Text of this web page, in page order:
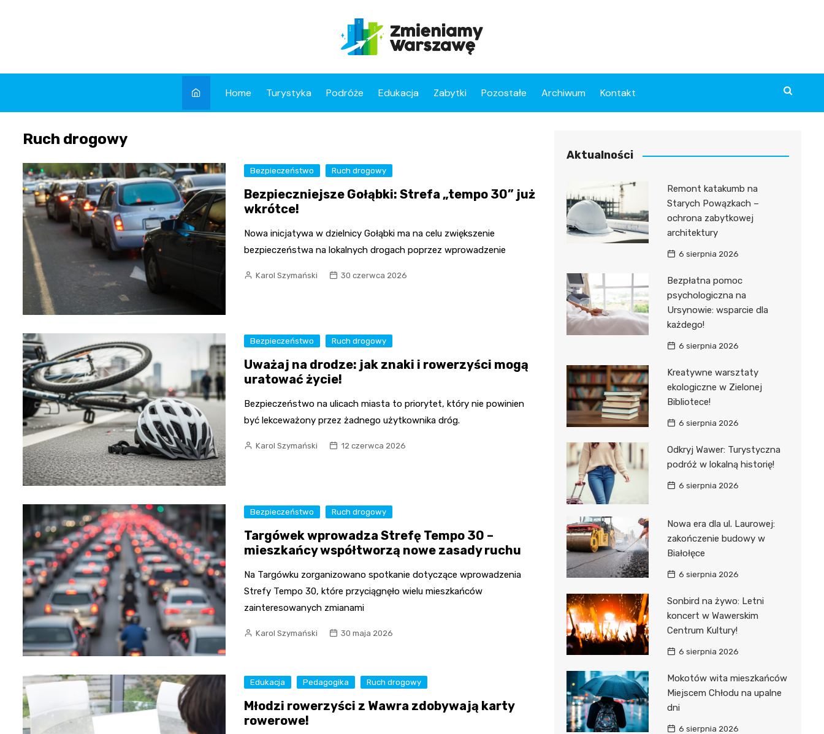
Home Turystyka Podróże Edukacja Zabytki Pozostałe Archiwum Kontakt
Ruch drogowy
Bezpieczeństwo Ruch drogowy
Bezpieczniejsze Gołąbki: Strefa „tempo 30” już
wkrótce!
Nowa inicjatywa w dzielnicy Gołąbki ma na celu zwiększenie
bezpieczeństwa na lokalnych drogach poprzez wprowadzenie
Karol Szymański 30 czerwca 2026
Bezpieczeństwo Ruch drogowy
Uważaj na drodze: jak znaki i rowerzyści mogą
uratować życie!
Bezpieczeństwo na ulicach miasta to priorytet, który nie powinien
być lekceważony przez żadnego użytkownika dróg.
Karol Szymański 12 czerwca 2026
Bezpieczeństwo Ruch drogowy
Targówek wprowadza Strefę Tempo 30 –
mieszkańcy współtworzą nowe zasady ruchu
Na Targówku zorganizowano spotkanie dotyczące wprowadzenia
Strefy Tempo 30, które przyciągnęło wielu mieszkańców
zainteresowanych zmianami
Karol Szymański 30 maja 2026
Edukacja Pedagogika Ruch drogowy
Młodzi rowerzyści z Wawra zdobywają karty
rowerowe!
Aktualności
Remont katakumb na
Starych Powązkach –
ochrona zabytkowej
architektury
6 sierpnia 2026
Bezpłatna pomoc
psychologiczna na
Ursynowie: wsparcie dla
każdego!
6 sierpnia 2026
Kreatywne warsztaty
ekologiczne w Zielonej
Bibliotece!
6 sierpnia 2026
Odkryj Wawer: Turystyczna
podróż w lokalną historię!
6 sierpnia 2026
Nowa era dla ul. Laurowej:
zakończenie budowy w
Białołęce
6 sierpnia 2026
Sonbird na żywo: Letni
koncert w Wawerskim
Centrum Kultury!
6 sierpnia 2026
Mokotów wita mieszkańców
Miejscem Chłodu na upalne
dni
6 sierpnia 2026